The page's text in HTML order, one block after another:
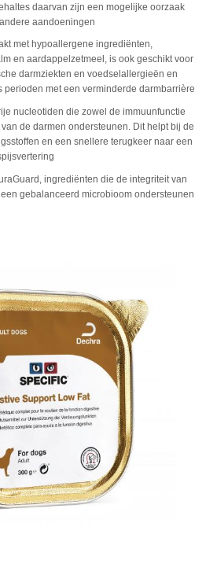
daarvan zijn een mogelijke oorzaak
aandoeningen
met hypoallergene ingrediënten,
en aardappelzetmeel, is ook geschikt voor
darmziekten en voedselallergieën en
perioden met een verminderde darmbarrière
nucleotiden die zowel de immuunfunctie
de darmen ondersteunen. Dit helpt bij de
en een snellere terugkeer naar een
ingrediënten die de integriteit van
gebalanceerd microbioom ondersteunen